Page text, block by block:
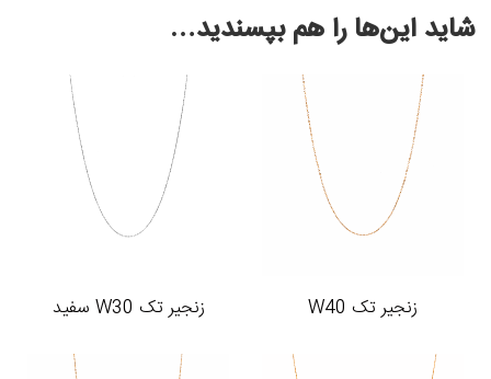
شاید این‌ها را هم بپسندید…
زنجیر تک W40 زنجیر تک W30 سفید